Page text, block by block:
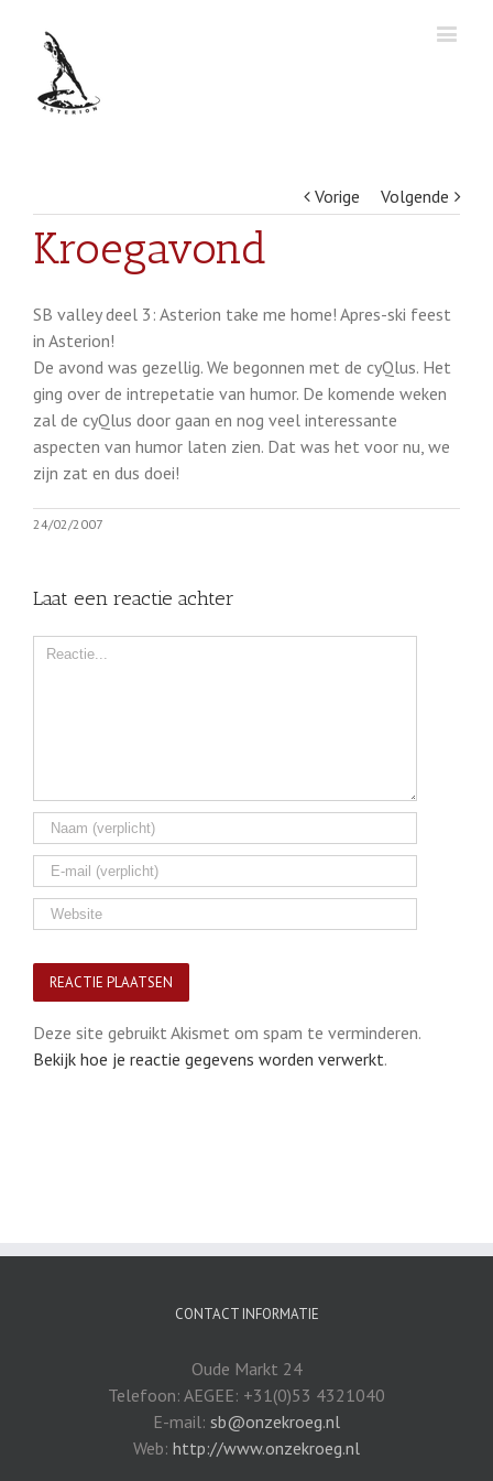
Vorige Volgende
Kroegavond
SB valley deel 3: Asterion take me home! Apres-ski feest
in Asterion!
De avond was gezellig. We begonnen met de cyQlus. Het
ging over de intrepetatie van humor. De komende weken
zal de cyQlus door gaan en nog veel interessante
aspecten van humor laten zien. Dat was het voor nu, we
zijn zat en dus doei!
24/02/2007
Laat een reactie achter
Comment
Deze site gebruikt Akismet om spam te verminderen.
Bekijk hoe je reactie gegevens worden verwerkt.
CONTACT INFORMATIE
Oude Markt 24
Telefoon: AEGEE: +31(0)53 4321040
E-mail: sb@onzekroeg.nl
Web: http://www.onzekroeg.nl